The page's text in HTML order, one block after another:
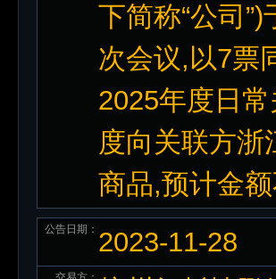
下简称“公司
次会议,以7票
2025年度日
度向关联方浙
商品,预计金
公告日期： 2023-11-28